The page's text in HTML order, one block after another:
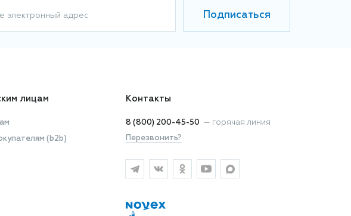
электронный адрес Подписаться
лицам
(b2b)
Контакты
8 (800) 200-45-50 — горячая линия
Перезвонить?